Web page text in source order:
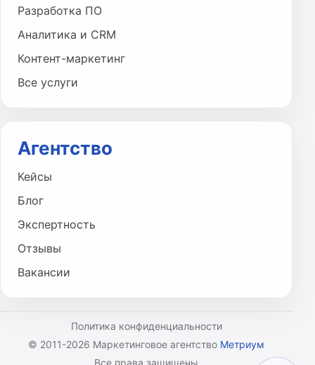
Разработка ПО
Аналитика и CRM
Контент-маркетинг
Все услуги
Агентство
Кейсы
Блог
Экспертность
Отзывы
Вакансии
Политика конфиденциальности
© 2011-2026 Маркетинговое агентство Метриум
Все права защищены